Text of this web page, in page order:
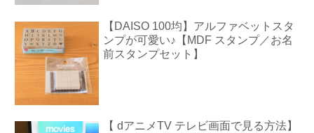
【DAISO 100均】アルファベットスタ
ンプが可愛い♪【MDF スタンプ／お名
前スタンプセット】
【 dアニメTV テレビ画面で見る方法】